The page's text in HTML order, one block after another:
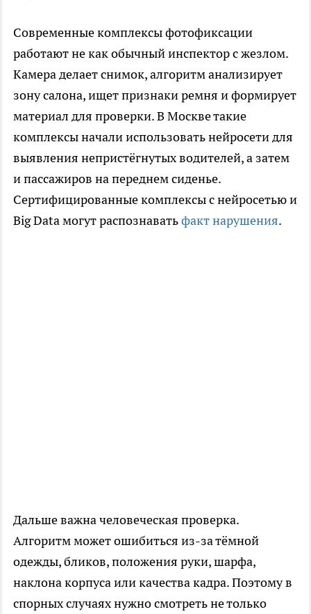
Современные комплексы фотофиксации
работают не как обычный инспектор с жезлом.
Камера делает снимок, алгоритм анализирует
зону салона, ищет признаки ремня и формирует
материал для проверки. В Москве такие
комплексы начали использовать нейросети для
выявления непристёгнутых водителей, а затем
и пассажиров на переднем сиденье.
Сертифицированные комплексы с нейросетью и
Big Data могут распознаватьфакт нарушения.
Дальше важна человеческая проверка.
Алгоритм может ошибиться из-за тёмной
одежды, бликов, положения руки, шарфа,
наклона корпуса или качества кадра. Поэтому в
спорных случаях нужно смотреть не только